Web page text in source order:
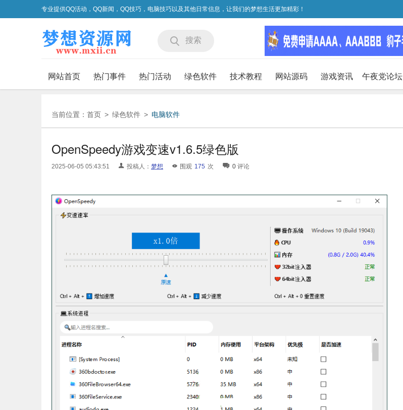
专业提供QQ活动，QQ新闻，QQ技巧，电脑技巧以及其他日常信息，让我们的梦想生活更加精彩！
搜索
网站首页 热门事件 热门活动 绿色软件 技术教程 网站源码 游戏资讯 午夜党论坛
当前位置： 首页 > 绿色软件 > 电脑软件
OpenSpeedy游戏变速v1.6.5绿色版
2025-06-05 05:43:51 投稿人： 梦想 围观 175 次 0 评论